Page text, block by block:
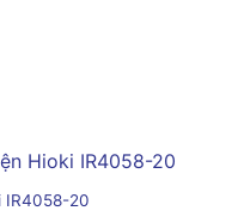
IR4058-20